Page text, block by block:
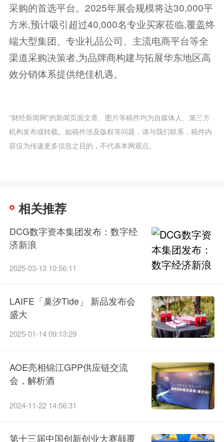
采购的首选平台。2025年展会规模将达30,000平
方米,预计吸引超过40,000名专业买家莅临,覆盖终
端大型集团、专业礼品公司、主流电商平台等全
渠道采购决策者,为品牌商构建与拓展华东地区高
效分销体系提供绝佳机遇。
“财经新闻网”的新闻页面文章、图片等稿件均为自媒体人、第三方
机构发布或转载。如稿件涉及版权等问题，请与我们联系，稿件内
容仅为传递更多信息之目的，不代表本网观点。
相关推荐
DCG数字资本集团发布：数字经
济新浪
2025-03-13 10:56:11
LAIFE「巢汐Tide」 新品发布会
盛大
2025-01-14 09:13:29
AOE亮相锦江GPP供应链交流
会，解析酒
2024-11-22 14:56:31
第十三届中国创新创业大赛颠覆